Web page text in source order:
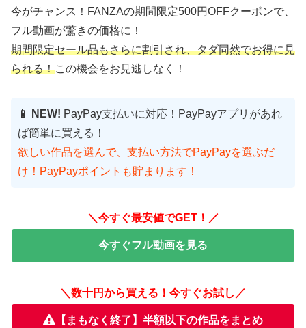
今がチャンス！FANZAの期間限定500円OFFクーポンで、
フル動画が驚きの価格に！
期間限定セール品もさらに割引され、タダ同然でお得に見
られる！この機会をお見逃しなく！
📱 NEW! PayPay支払いに対応！PayPayアプリがあれ
ば簡単に買える！
欲しい作品を選んで、支払い方法でPayPayを選ぶだ
け！PayPayポイントも貯まります！
＼今すぐ最安値でGET！／
今すぐフル動画を見る
＼数十円から買える！今すぐお試し／
【まもなく終了】半額以下の作品をまとめ